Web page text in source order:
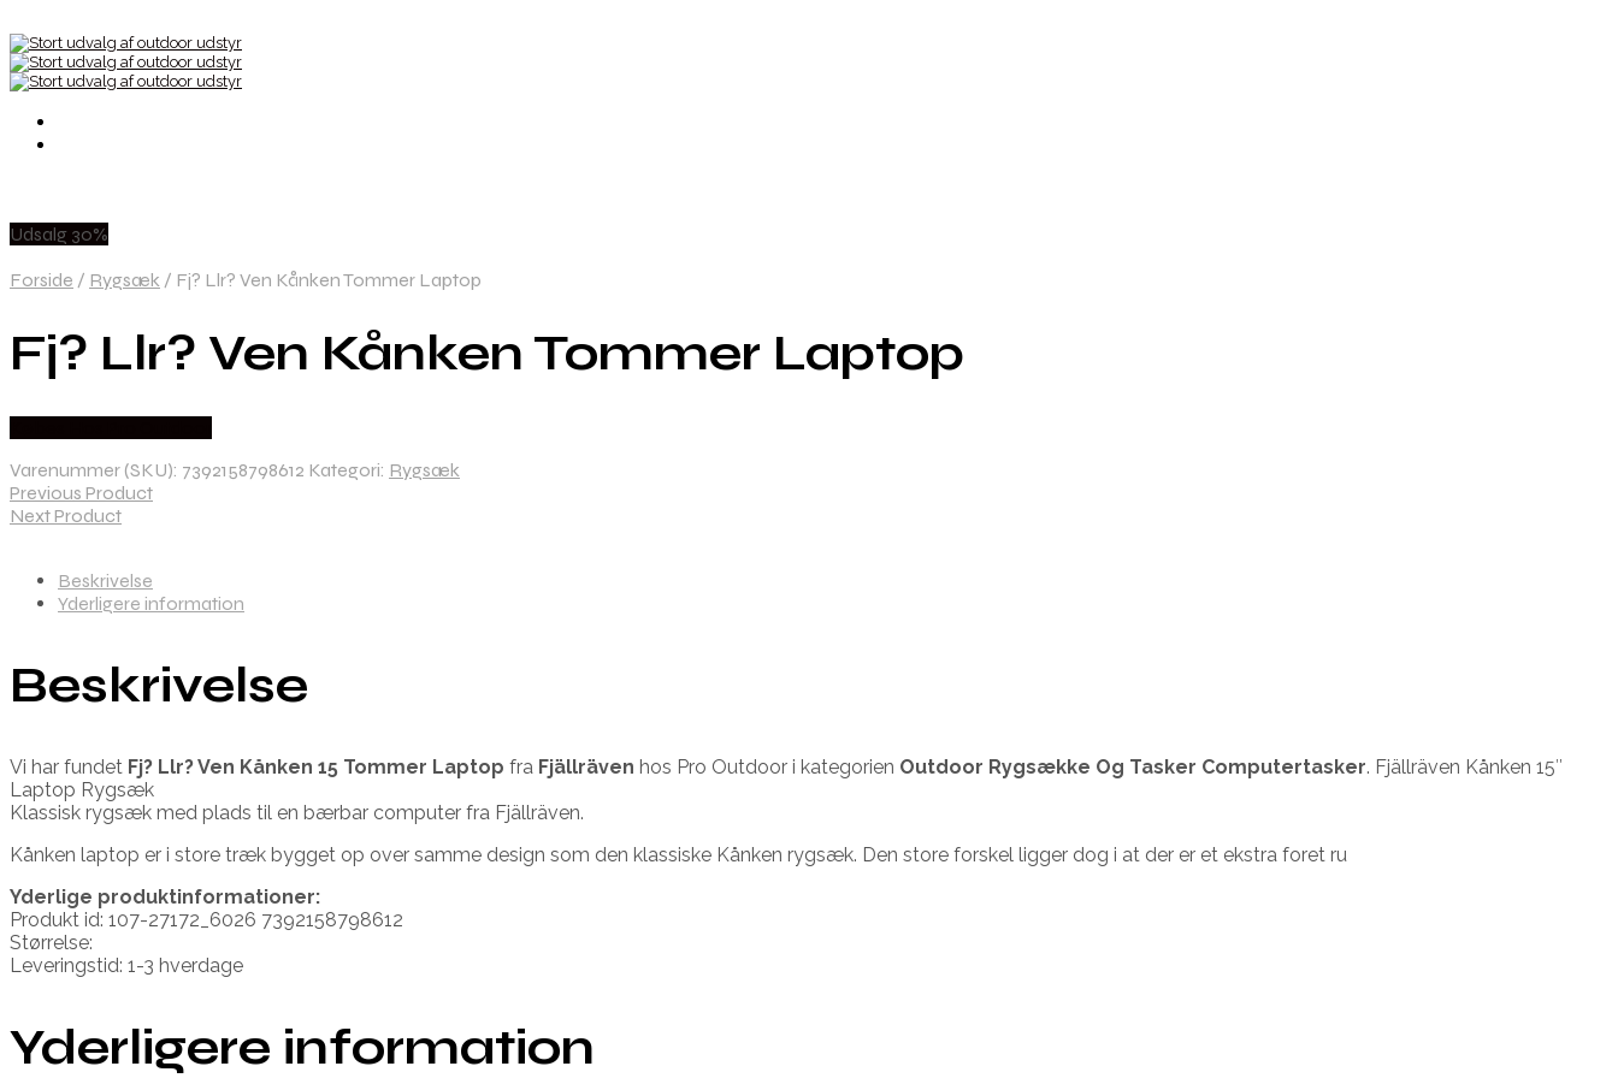
Udsalg 30%
Forside / Rygsæk / Fj? Llr? Ven Kånken Tommer Laptop
Fj? Llr? Ven Kånken Tommer Laptop
Varenummer (SKU): 7392158798612 Kategori: Rygsæk
Previous Product
Next Product
Beskrivelse
Yderligere information
Beskrivelse
Vi har fundet Fj? Llr? Ven Kånken 15 Tommer Laptop fra Fjällräven hos Pro Outdoor i kategorien Outdoor Rygsække Og Tasker Computertasker. Fjällräven Kånken 15″
Laptop Rygsæk
Klassisk rygsæk med plads til en bærbar computer fra Fjällräven.
Kånken laptop er i store træk bygget op over samme design som den klassiske Kånken rygsæk. Den store forskel ligger dog i at der er et ekstra foret ru
Yderlige produktinformationer:
Produkt id: 107-27172_6026 7392158798612
Størrelse:
Leveringstid: 1-3 hverdage
Yderligere information